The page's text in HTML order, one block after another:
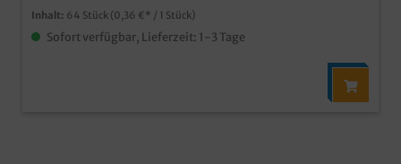
Inhalt: 64 Stück (0,36 €* / 1 Stück)
Sofort verfügbar, Lieferzeit: 1-3 Tage